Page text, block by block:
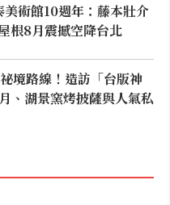
術館10週年：藤本壯介
根8月震撼空降台北
境路線！造訪「台版神
、湖景窯烤披薩與人氣私